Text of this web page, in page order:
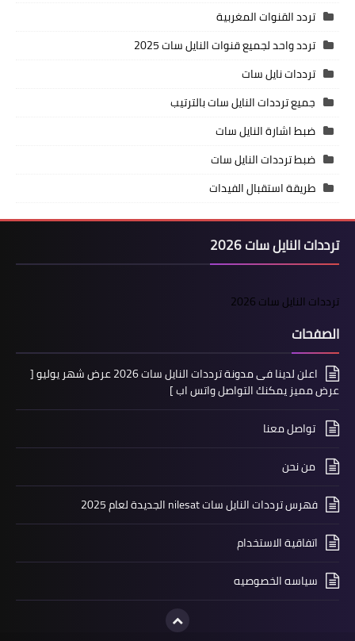
تردد القنوات المغربية
تردد واحد لجميع قنوات النايل سات 2025
ترددات نايل سات
جميع ترددات النايل سات بالترتيب
ضبط اشارة النايل سات
ضبط ترددات النايل سات
طريقة استقبال الفيدات
ترددات النايل سات 2026
ترددات النايل سات 2026
الصفحات
اعلن لدينا فى مدونة ترددات النايل سات 2026 عرض شهر يوليو [
عرض مميز يمكنك التواصل واتس اب ]
تواصل معنا
من نحن
فهرس ترددات النايل سات nilesat الجديدة لعام 2025
اتفاقية الاستخدام
سياسه الخصوصيه